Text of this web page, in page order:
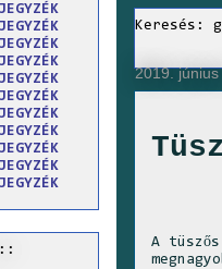
Keresés:
2019.
A